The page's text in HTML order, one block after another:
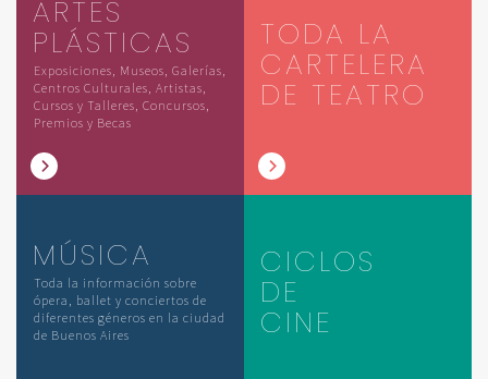
ARTES
PLÁSTICAS
Exposiciones, Museos, Galerías,
Centros Culturales, Artistas,
Cursos y Talleres, Concursos,
Premios y Becas
TODA LA
CARTELERA
DE TEATRO
MÚSICA
Toda la información sobre
ópera, ballet y conciertos de
diferentes géneros en la ciudad
de Buenos Aires
CICLOS
DE
CINE